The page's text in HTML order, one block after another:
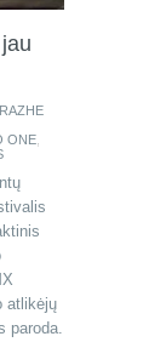
ONE
atlikėjų
paroda.